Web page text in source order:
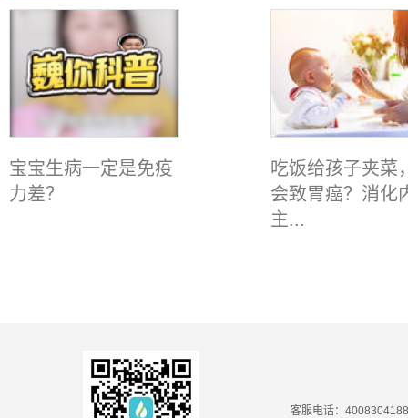
宝宝生病一定是免疫
力差？
吃饭给孩子夹菜
会致胃癌？消化
主...
客服电话：4008304188